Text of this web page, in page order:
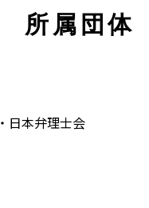
所属団体
・日本弁理士会